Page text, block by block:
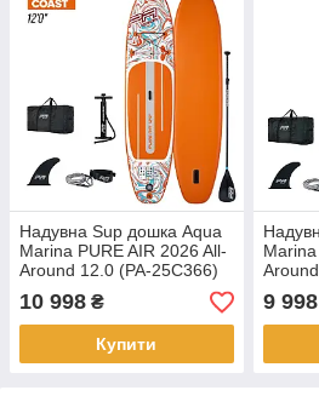
Надувна Sup дошка Aqua
Marina PURE AIR 2026 All-
Around 12.0 (PA-25C366)
10 998 ₴
Купити
9 998